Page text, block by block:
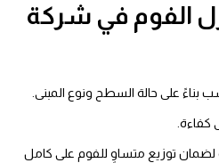
الفوم في شركة
بناءً على حالة السطح ونوع المبنى.
كفاءة.
توزيع متساوٍ للفوم على كامل